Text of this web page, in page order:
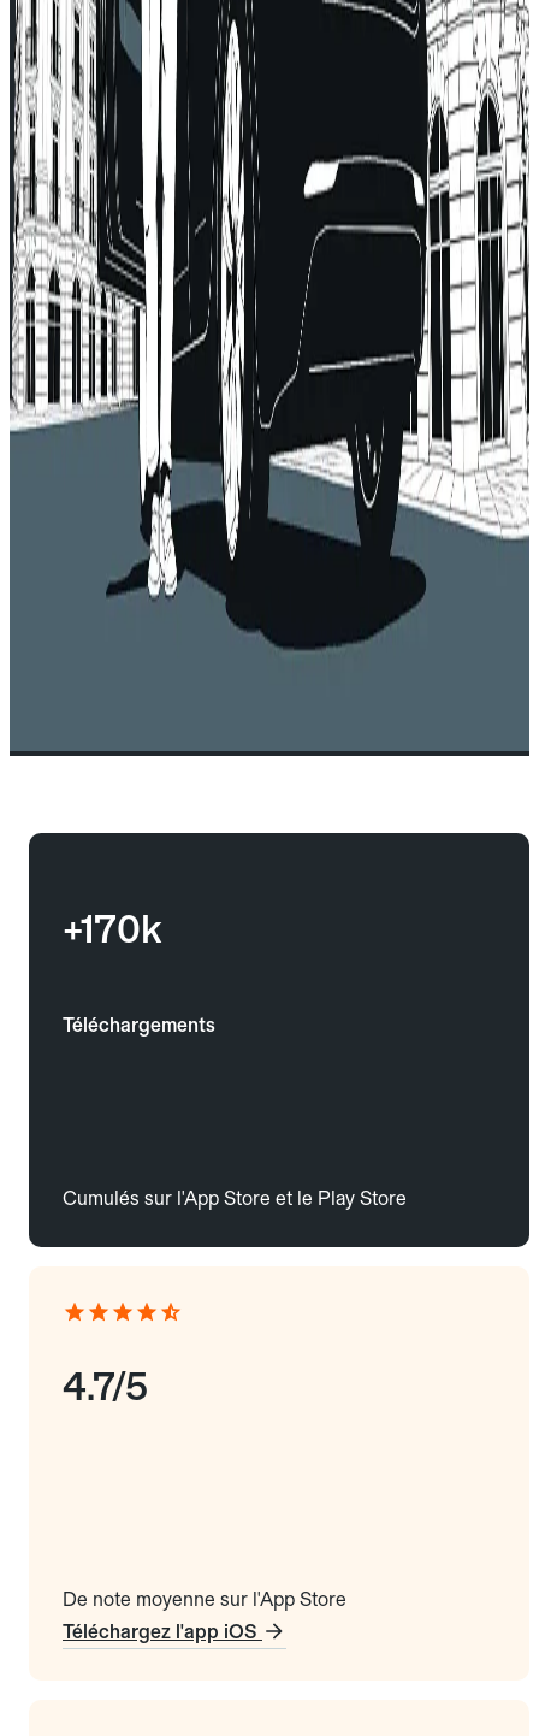
+170k
Téléchargements
Cumulés sur l'App Store et le Play Store
4.7/5
De note moyenne sur l'App Store
Téléchargez l'app iOS